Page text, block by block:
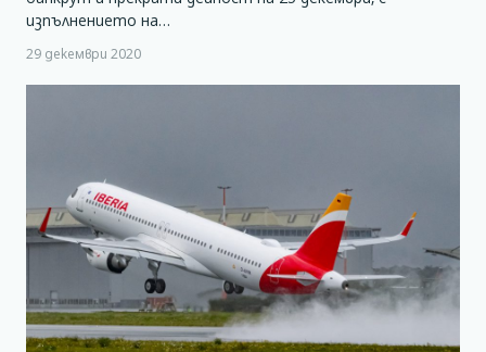
изпълнението на…
29 декември 2020